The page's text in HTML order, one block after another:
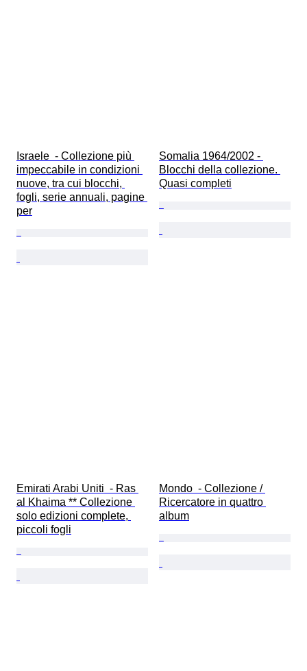
Israele  - Collezione più
impeccabile in condizioni
nuove, tra cui blocchi,
fogli, serie annuali, pagine
per
Somalia 1964/2002 -
Blocchi della collezione.
Quasi completi
Emirati Arabi Uniti  - Ras
al Khaima ** Collezione
solo edizioni complete,
piccoli fogli
Mondo  - Collezione /
Ricercatore in quattro
album